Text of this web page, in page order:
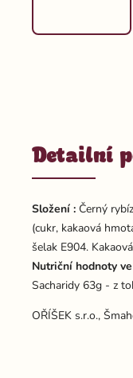
Detailní
Složení : Černý
(cukr, kakaová
šelak E904.
Nutriční hodnoty
Sacharidy 63g - z
OŘÍŠEK s.r.o.,